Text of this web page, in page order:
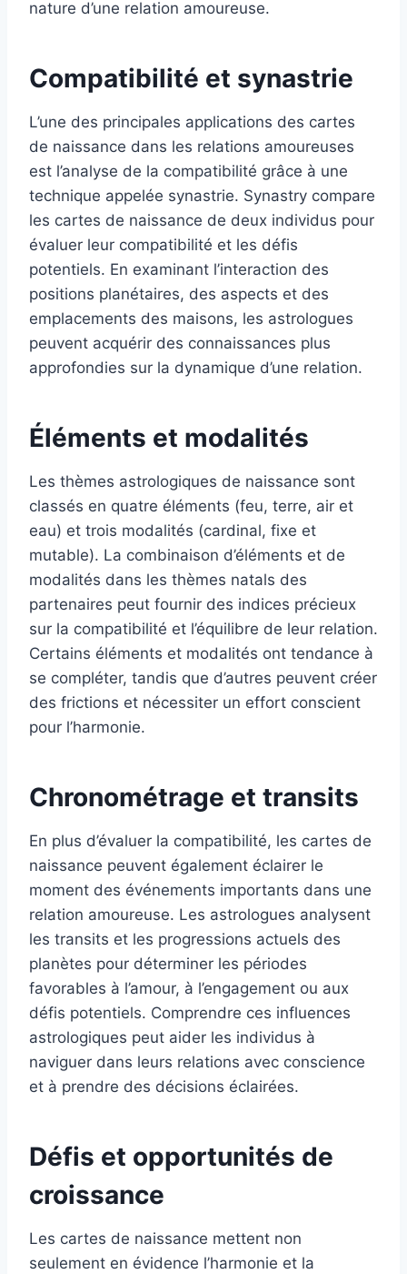
nature d’une relation amoureuse.
Compatibilité et synastrie
L’une des principales applications des cartes
de naissance dans les relations amoureuses
est l’analyse de la compatibilité grâce à une
technique appelée synastrie. Synastry compare
les cartes de naissance de deux individus pour
évaluer leur compatibilité et les défis
potentiels. En examinant l’interaction des
positions planétaires, des aspects et des
emplacements des maisons, les astrologues
peuvent acquérir des connaissances plus
approfondies sur la dynamique d’une relation.
Éléments et modalités
Les thèmes astrologiques de naissance sont
classés en quatre éléments (feu, terre, air et
eau) et trois modalités (cardinal, fixe et
mutable). La combinaison d’éléments et de
modalités dans les thèmes natals des
partenaires peut fournir des indices précieux
sur la compatibilité et l’équilibre de leur relation.
Certains éléments et modalités ont tendance à
se compléter, tandis que d’autres peuvent créer
des frictions et nécessiter un effort conscient
pour l’harmonie.
Chronométrage et transits
En plus d’évaluer la compatibilité, les cartes de
naissance peuvent également éclairer le
moment des événements importants dans une
relation amoureuse. Les astrologues analysent
les transits et les progressions actuels des
planètes pour déterminer les périodes
favorables à l’amour, à l’engagement ou aux
défis potentiels. Comprendre ces influences
astrologiques peut aider les individus à
naviguer dans leurs relations avec conscience
et à prendre des décisions éclairées.
Défis et opportunités de
croissance
Les cartes de naissance mettent non
seulement en évidence l’harmonie et la